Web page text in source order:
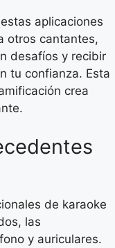
aplicaciones
otros cantantes,
desafíos y recibir
tu confianza. Esta
crea
de karaoke
las
y auriculares.